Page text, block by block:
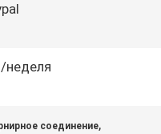
неделя
соединение,